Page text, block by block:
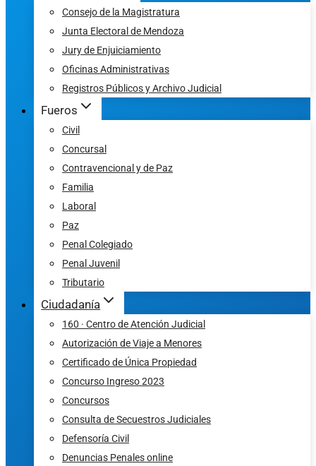
Consejo de la Magistratura
Junta Electoral de Mendoza
Jury de Enjuiciamiento
Oficinas Administrativas
Registros Públicos y Archivo Judicial
Fueros
Civil
Concursal
Contravencional y de Paz
Familia
Laboral
Paz
Penal Colegiado
Penal Juvenil
Tributario
Ciudadanía
160 · Centro de Atención Judicial
Autorización de Viaje a Menores
Certificado de Única Propiedad
Concurso Ingreso 2023
Concursos
Consulta de Secuestros Judiciales
Defensoría Civil
Denuncias Penales online